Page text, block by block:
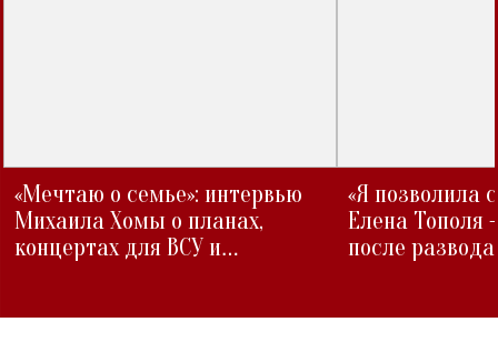
«Мечтаю о семье»: интервью
Михаила Хомы о планах,
концертах для ВСУ и
«Я позволила
Елена Тополя
после развода